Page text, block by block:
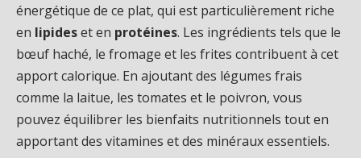
énergétique de ce plat, qui est particulièrement riche
en lipideset en protéines. Les ingrédients tels que le
bœuf haché, le fromage et les frites contribuent à cet
apport calorique. En ajoutant des légumes frais
comme la laitue, les tomates et le poivron, vous
pouvez équilibrer les bienfaits nutritionnels tout en
apportant des vitamines et des minéraux essentiels.